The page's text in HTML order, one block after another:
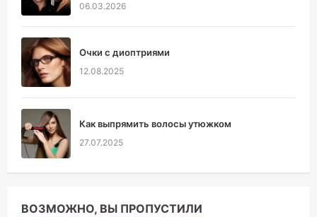
06.03.2026
Очки с диоптриями
12.08.2025
Как выпрямить волосы утюжком
27.07.2025
ВОЗМОЖНО, ВЫ ПРОПУСТИЛИ